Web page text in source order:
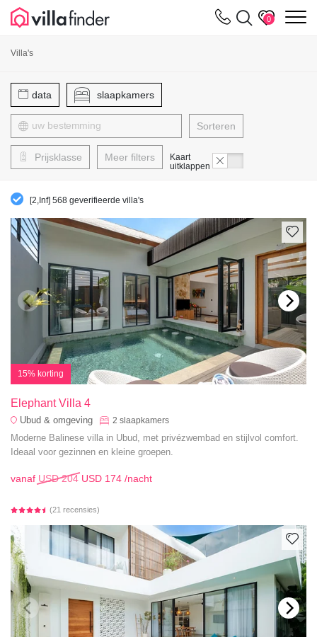
0
Villa's
data slaapkamers
Sorteren
Prijsklasse Meer filters
Kaart
uitklappen
[2,Inf] 568 geverifieerde villa's
15% korting
Elephant Villa 4
Ubud & omgeving 2 slaapkamers
Moderne Balinese villa in Ubud, met privézwembad en stijlvol comfort.
Ideaal voor gezinnen en kleine groepen.
vanaf USD 204 USD 174 /nacht
(21 recensies)
Cookies beheer paneel